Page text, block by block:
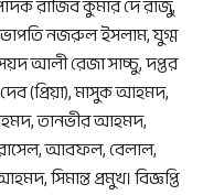
রাজিব কুমার দে রাজু,
নজরুল ইসলাম, যুগ্ম
আলী রেজা সাচ্চু, দপ্তর
(প্রিয়া), মাসুক আহমদ,
তানভীর আহমদ,
আবফল, বেলাল,
সিমান্ত প্রমুখ। বিজ্ঞপ্তি